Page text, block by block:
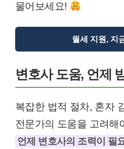
물어보세요!
월세 지원, 지
변호사 도움, 언제
복잡한 법적 절차, 혼자
전문가의 도움을 고려해
언제 변호사의 조력이 필